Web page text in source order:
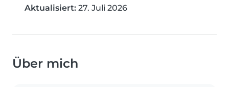
Aktualisiert: 27. Juli 2026
Über mich